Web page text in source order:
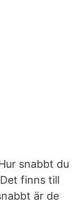
snabbt du
finns till
är de